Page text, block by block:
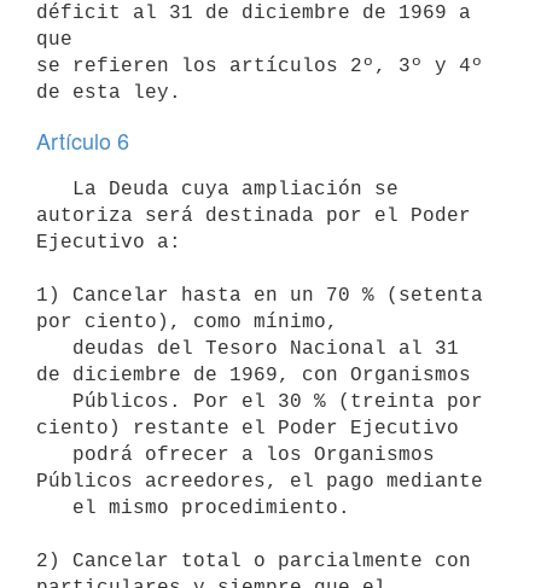
déficit al 31 de diciembre de 1969 a
que
se refieren los artículos 2º, 3º y 4º
Artículo 6
autoriza será destinada por el Poder
Ejecutivo a:
1) Cancelar hasta en un 70 % (setenta
por ciento), como mínimo,
de diciembre de 1969, con Organismos
ciento) restante el Poder Ejecutivo
Públicos acreedores, el pago mediante
2) Cancelar total o parcialmente con